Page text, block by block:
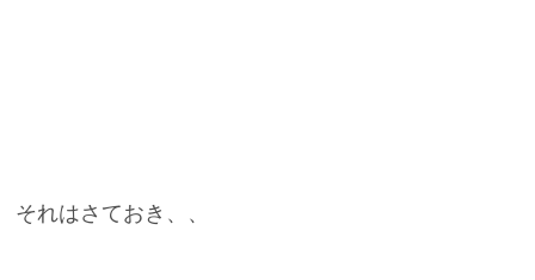
それはさておき、、